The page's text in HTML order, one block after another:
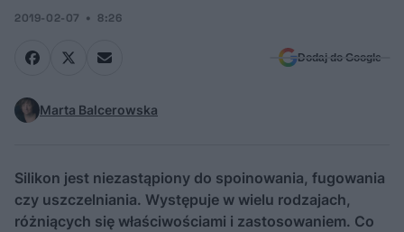
2019-02-07 8:26
Dodaj do Google
Marta Balcerowska
Silikon jest niezastąpiony do spoinowania, fugowania
czy uszczelniania. Występuje w wielu rodzajach,
różniących się właściwościami i zastosowaniem. Co